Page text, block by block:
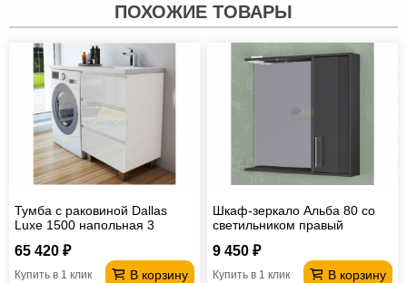
ПОХОЖИЕ ТОВАРЫ
Тумба с раковиной Dallas
Luxe 1500 напольная 3
65 420 ₽
В корзину
Купить в 1 клик
Шкаф-зеркало Альба 80 со
светильником правый
9 450 ₽
В корзину
Купить в 1 клик